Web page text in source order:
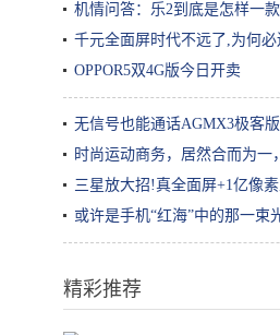
机情问答：乐2到底是怎样一款
千元全面屏时代不远了,为何
OPPOR5双4G版今日开卖
无信号也能通话AGMX3极客
时尚运动商务，居然合而为一
三星放大招!真全面屏+1亿像
或许是手机“红海”中的那一束
精彩推荐